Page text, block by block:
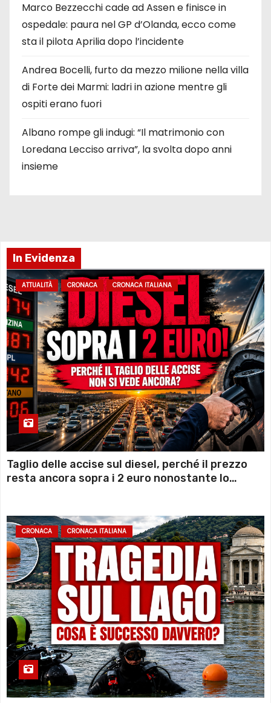
Marco Bezzecchi cade ad Assen e finisce in
ospedale: paura nel GP d’Olanda, ecco come
sta il pilota Aprilia dopo l’incidente
Andrea Bocelli, furto da mezzo milione nella villa
di Forte dei Marmi: ladri in azione mentre gli
ospiti erano fuori
Albano rompe gli indugi: “Il matrimonio con
Loredana Lecciso arriva”, la svolta dopo anni
insieme
In Evidenza
ATTUALITÀ CRONACA CRONACA ITALIANA
Taglio delle accise sul diesel, perché il prezzo
resta ancora sopra i 2 euro nonostante lo
CRONACA CRONACA ITALIANA